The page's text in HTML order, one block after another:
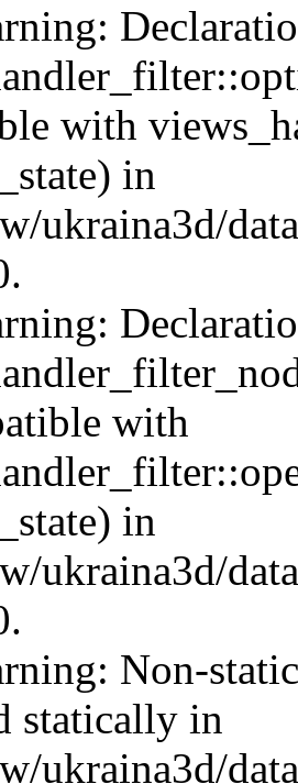
with
in
ukraina3d/
with
in
ukraina3d/
Non-
statically in
ukraina3d/